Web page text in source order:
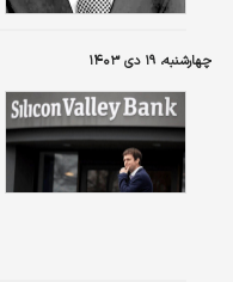
چهارشنبه، ۱۹ دی ۱۴۰۳